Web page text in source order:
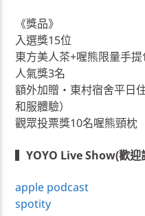
《獎品》
入選獎15位
東方美人茶+喔熊限量手提
人氣獎3名
額外加贈・東村宿舍平日
和服體驗）
觀眾投票獎10名喔熊頸枕
▍YOYO Live Show(歡迎
apple podcast
spotity